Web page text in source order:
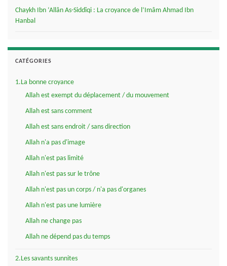
Chaykh Ibn ‘Allân As-Siddîqi : La croyance de l’Imâm Ahmad Ibn
Hanbal
CATÉGORIES
1.La bonne croyance
Allah est exempt du déplacement / du mouvement
Allah est sans comment
Allah est sans endroit / sans direction
Allah n'a pas d'image
Allah n'est pas limité
Allah n'est pas sur le trône
Allah n'est pas un corps / n'a pas d'organes
Allah n'est pas une lumière
Allah ne change pas
Allah ne dépend pas du temps
2.Les savants sunnites